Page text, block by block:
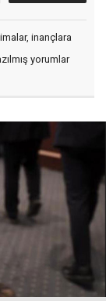
inançlara
yorumlar